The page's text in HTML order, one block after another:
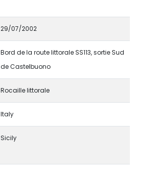
29/07/2002
Bord de la route littorale SS113, sortie Sud
de Castelbuono
Rocaille littorale
Italy
Sicily